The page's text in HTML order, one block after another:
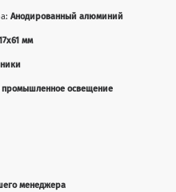
Анодированный алюминий
мм
освещение
менеджера